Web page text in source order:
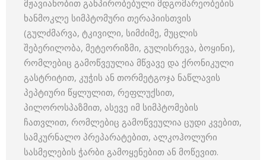
მჟავიანობით განპირობებული მდგომარეობების
ხანმოკლე სიმპტომური თერაპიისთვის
(გულძმარვა, ტკივილი, სიმძიმე, მუცლის
შებერილობა, მეტეორიზმი, გულისრევა, ბოყინი),
რომლებიც გამოწვეულია მწვავე და ქრონიკული
გასტრიტით, კუჭის ან თორმეტგოჯა ნაწლავის
პეპტიური წყლულით, რეფლუქსით,
პილოროსპაზმით, ასევე იმ სიმპტომების
ჩათვლით, რომლებიც გამოწვეულია ცუდი კვებით,
სამკურნალო პრეპარატებით, ალკოჰოლური
სასმელების ჭარბი გამოყენებით ან მოწევით.